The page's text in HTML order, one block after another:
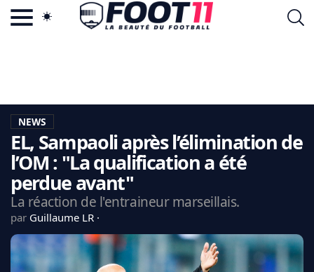
LA CHARTE
VIE PRIVÉE
CGU
CONTACTEZ-NOUS
CDM 2026
EDF
NEWS
EL, Sampaoli après l’élimination de
l’OM : "La qualification a été
perdue avant"
La réaction de l'entraineur marseillais.
par Guillaume LR